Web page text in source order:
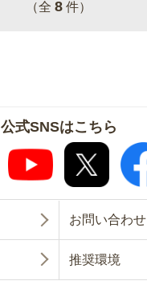
（全 8 件）
公式SNSはこちら
お問い合わせ
推奨環境